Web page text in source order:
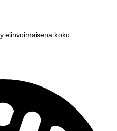
elinvoimaisena koko